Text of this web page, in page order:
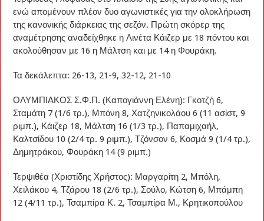
ενώ απομένουν πλέον δυο αγωνιστικές για την ολοκλήρωση
της κανονικής διάρκειας της σεζόν. Πρώτη σκόρερ της
αναμέτρησης αναδείχθηκε η Λινέτα Κάιζερ με 18 πόντου και
ακολούθησαν με 16 η Μάλτση και με 14 η Φουράκη.
Τα δεκάλεπτα: 26-13, 21-9, 32-12, 21-10
ΟΛΥΜΠΙΑΚΟΣ Σ.Φ.Π. (Καπογιάννη Ελένη): Γκοτζή 6,
Σταμάτη 7 (1/6 τρ.), Μπόνη 8, Χατζηνικολάου 6 (11 ασίστ, 9
ριμπ.), Κάιζερ 18, Μάλτση 16 (1/3 τρ.), Παπαμιχαήλ,
Καλτσίδου 10 (2/4 τρ. 9 ριμπ.), Τζόνσον 6, Κοσμά 9 (1/4 τρ.),
Δημητράκου, Φουράκη 14 (9 ριμπ.)
Τερψιθέα (Χριστίδης Χρήστος): Μαργαρίτη 2, Μπόλη,
Χειλάκου 4, Τζάρου 18 (2/6 τρ.), Σούλο, Κώτση 6, Μπάμπη
12 (4/11 τρ.), Τσαμπίρα Κ. 2, Τσαμπίρα Μ., Κρητικοπούλου